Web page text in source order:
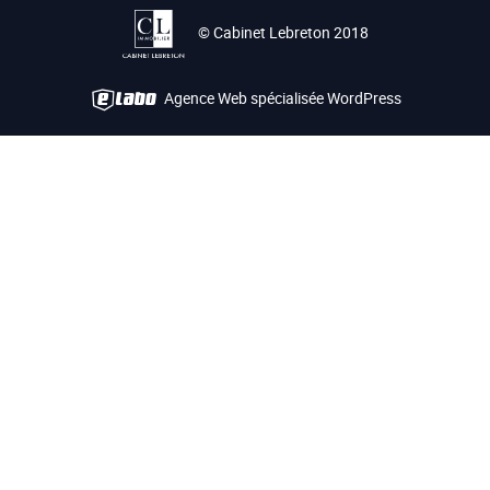
© Cabinet Lebreton 2018
Agence Web spécialisée WordPress